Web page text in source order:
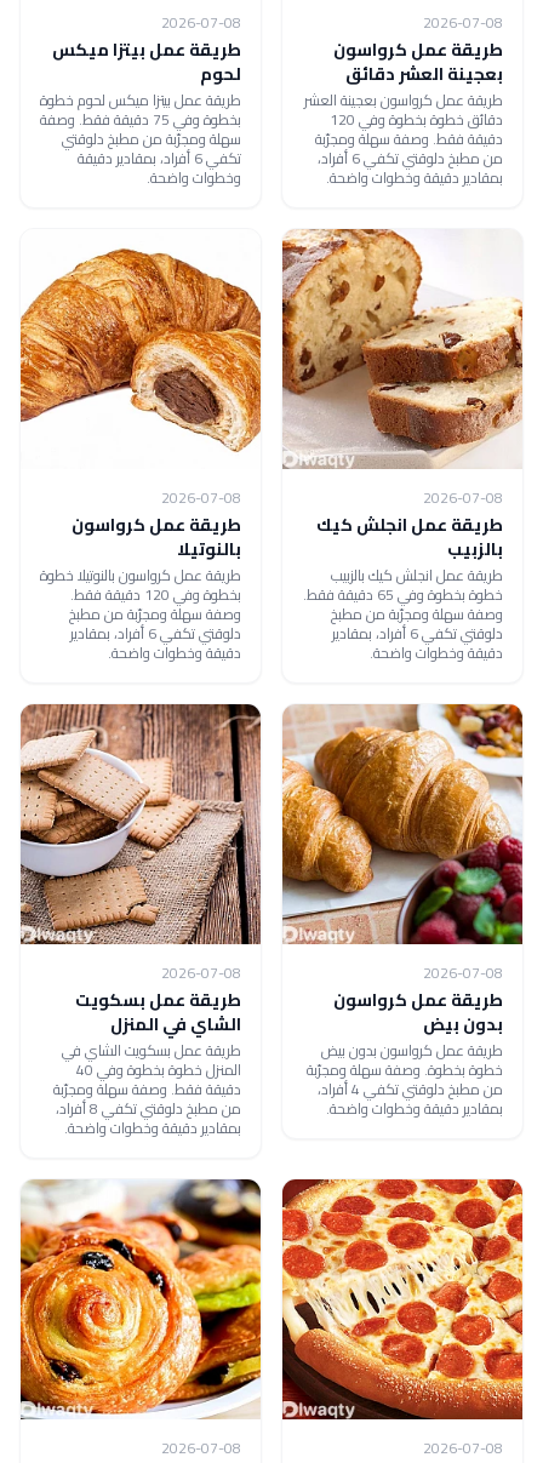
2026-07-08
طريقة عمل كرواسون
بعجينة العشر دقائق
طريقة عمل كرواسون بعجينة العشر
دقائق خطوة بخطوة وفي 120
دقيقة فقط. وصفة سهلة ومجرّبة
من مطبخ دلوقتي تكفي 6 أفراد،
بمقادير دقيقة وخطوات واضحة.
2026-07-08
طريقة عمل بيتزا ميكس
لحوم
طريقة عمل بيتزا ميكس لحوم خطوة
بخطوة وفي 75 دقيقة فقط. وصفة
سهلة ومجرّبة من مطبخ دلوقتي
تكفي 6 أفراد، بمقادير دقيقة
وخطوات واضحة.
2026-07-08
طريقة عمل انجلش كيك
بالزبيب
طريقة عمل انجلش كيك بالزبيب
خطوة بخطوة وفي 65 دقيقة فقط.
وصفة سهلة ومجرّبة من مطبخ
دلوقتي تكفي 6 أفراد، بمقادير
دقيقة وخطوات واضحة.
2026-07-08
طريقة عمل كرواسون
بالنوتيلا
طريقة عمل كرواسون بالنوتيلا خطوة
بخطوة وفي 120 دقيقة فقط.
وصفة سهلة ومجرّبة من مطبخ
دلوقتي تكفي 6 أفراد، بمقادير
دقيقة وخطوات واضحة.
2026-07-08
طريقة عمل كرواسون
بدون بيض
طريقة عمل كرواسون بدون بيض
خطوة بخطوة. وصفة سهلة ومجرّبة
من مطبخ دلوقتي تكفي 4 أفراد،
بمقادير دقيقة وخطوات واضحة.
2026-07-08
طريقة عمل بسكويت
الشاي في المنزل
طريقة عمل بسكويت الشاي في
المنزل خطوة بخطوة وفي 40
دقيقة فقط. وصفة سهلة ومجرّبة
من مطبخ دلوقتي تكفي 8 أفراد،
بمقادير دقيقة وخطوات واضحة.
2026-07-08
2026-07-08